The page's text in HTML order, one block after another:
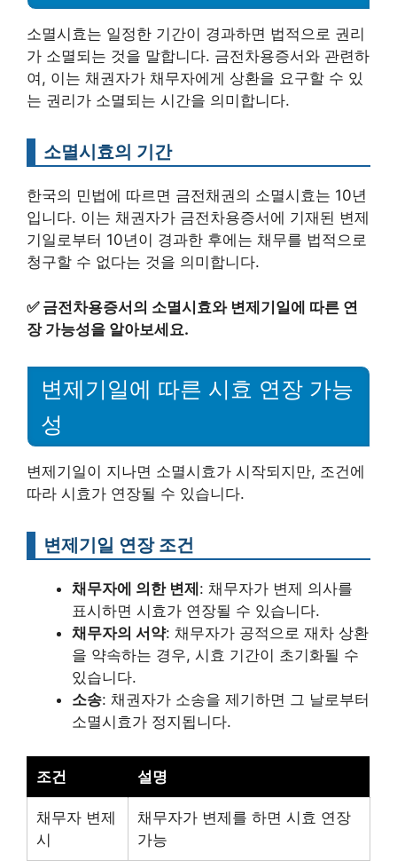
소멸시효는 일정한 기간이 경과하면 법적으로 권리
가 소멸되는 것을 말합니다. 금전차용증서와 관련하
여, 이는 채권자가 채무자에게 상환을 요구할 수 있
는 권리가 소멸되는 시간을 의미합니다.
소멸시효의 기간
한국의 민법에 따르면 금전채권의 소멸시효는 10년
입니다. 이는 채권자가 금전차용증서에 기재된 변제
기일로부터 10년이 경과한 후에는 채무를 법적으로
청구할 수 없다는 것을 의미합니다.
✅ 금전차용증서의 소멸시효와 변제기일에 따른 연
장 가능성을 알아보세요.
변제기일에 따른 시효 연장 가능
성
변제기일이 지나면 소멸시효가 시작되지만, 조건에
따라 시효가 연장될 수 있습니다.
변제기일 연장 조건
채무자에 의한 변제 : 채무자가 변제 의사를
표시하면 시효가 연장될 수 있습니다.
채무자의 서약: 채무자가 공적으로 재차 상환
을 약속하는 경우, 시효 기간이 초기화될 수
있습니다.
소송: 채권자가 소송을 제기하면 그 날로부터
소멸시효가 정지됩니다.
조건 설명
채무자 변제
시
채무자가 변제를 하면 시효 연장
가능